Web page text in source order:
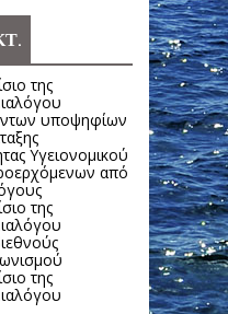
της
υποψηφίων
Υγειονομικού
από
της
της